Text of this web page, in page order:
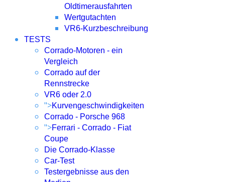
Oldtimerausfahrten
Wertgutachten
VR6-Kurzbeschreibung
TESTS
Corrado-Motoren - ein
Vergleich
Corrado auf der
Rennstrecke
VR6 oder 2.0
">Kurvengeschwindigkeiten
Corrado - Porsche 968
">Ferrari - Corrado - Fiat
Coupe
Die Corrado-Klasse
Car-Test
Testergebnisse aus den